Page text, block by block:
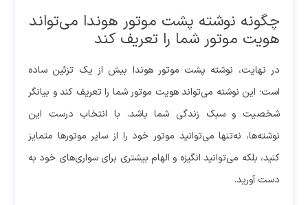
چگونه نوشته پشت موتور هوندا می‌تواند
هویت موتور شما را تعریف کند
در نهایت، نوشته پشت موتور هوندا بیش از یک تزئین ساده
است؛ این نوشته می‌تواند هویت موتور شما را تعریف کند و بیانگر
شخصیت و سبک زندگی شما باشد. با انتخاب درست این
نوشته‌ها، نه‌تنها می‌توانید موتور خود را از سایر موتورها متمایز
کنید، بلکه می‌توانید انگیزه و الهام بیشتری برای سواری‌های خود به
دست آورید.